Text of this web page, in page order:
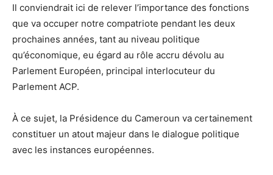
Il conviendrait ici de relever l’importance des fonctions
que va occuper notre compatriote pendant les deux
prochaines années, tant au niveau politique
qu’économique, eu égard au rôle accru dévolu au
Parlement Européen, principal interlocuteur du
Parlement ACP.
À ce sujet, la Présidence du Cameroun va certainement
constituer un atout majeur dans le dialogue politique
avec les instances européennes.